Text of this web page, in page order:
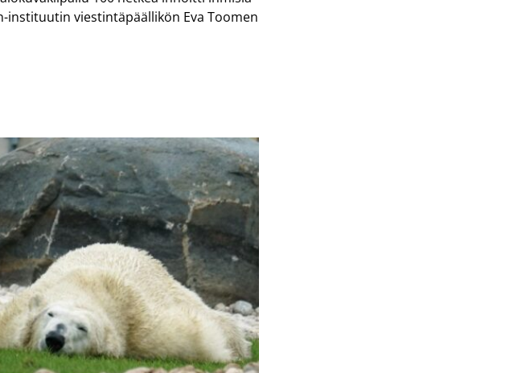
instituutin viestintäpäällikön Eva Toomen